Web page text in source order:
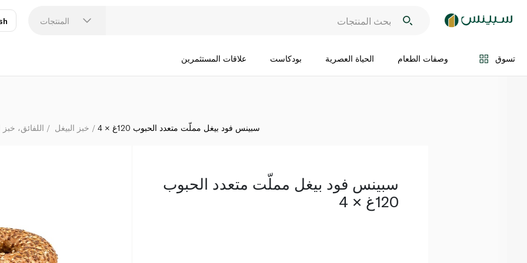
المنتجات
تسوق وصفات الطعام الحياة العصرية بودكاست علاقات المستثمرين
اضف الى السلة
اللفائق، خبز خبز البيغل سبينس فود بيغل مملّت متعدد الحبوب 120غ × 4
سبينس فود بيغل مملّت متعدد الحبوب
120غ × 4